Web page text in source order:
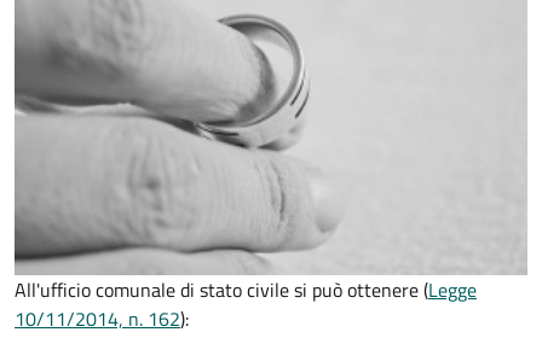
All'ufficio comunale di stato civile si può ottenere (Legge
10/11/2014, n. 162):